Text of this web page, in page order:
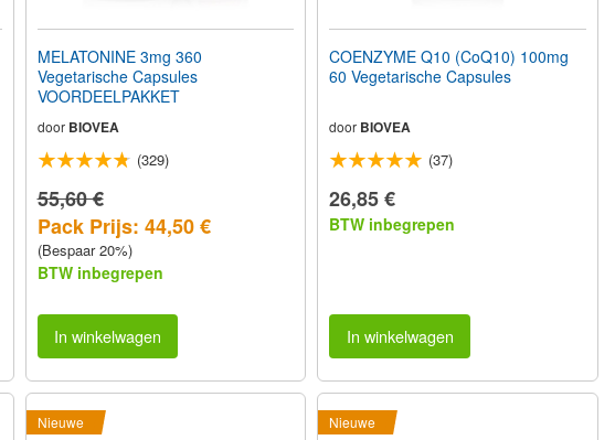
MELATONINE 3mg 360
Vegetarische Capsules
VOORDEELPAKKET
door BIOVEA
(329)
55,60 €
Pack Prijs: 44,50 €
(Bespaar 20%)
BTW inbegrepen
In winkelwagen
COENZYME Q10 (CoQ10) 100mg
60 Vegetarische Capsules
door BIOVEA
(37)
26,85 €
BTW inbegrepen
In winkelwagen
Nieuwe Nieuwe